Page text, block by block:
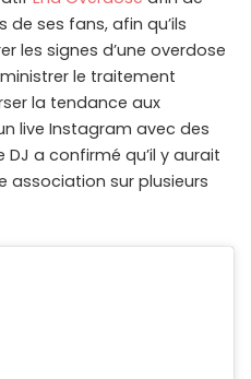
ses fans, afin qu’ils
les signes d’une overdose
le traitement
la tendance aux
live Instagram avec des
DJ a confirmé qu’il y aurait
sur plusieurs